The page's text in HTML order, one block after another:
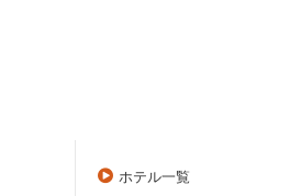
ホテル一覧